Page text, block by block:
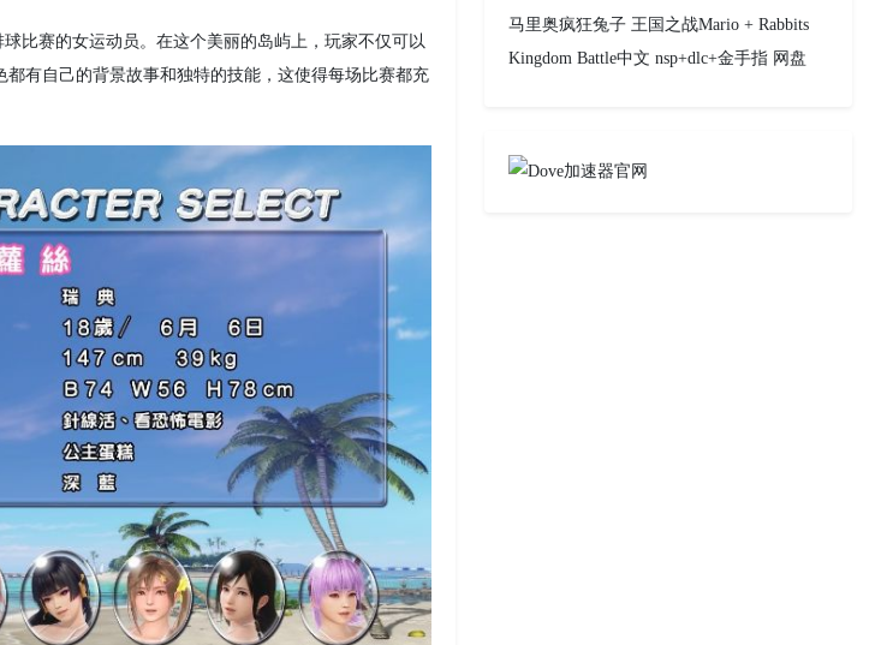
比赛的女运动员。在这个美丽的岛屿上，玩家不仅可以
有自己的背景故事和独特的技能，这使得每场比赛都充
马里奥疯狂兔子 王国之战Mario + Rabbits
Kingdom Battle中文 nsp+dlc+金手指 网盘